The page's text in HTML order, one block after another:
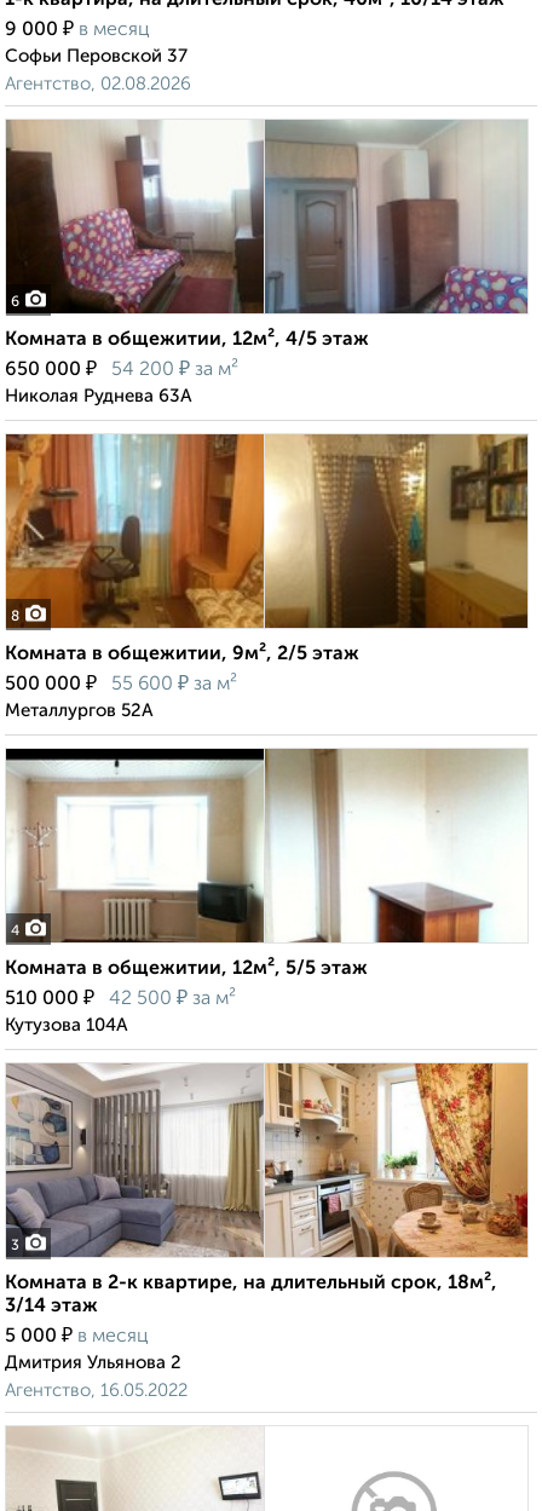
9 000 ₽ в месяц
Софьи Перовской 37
Агентство, 02.08.2026
6
Комната в общежитии, 12м², 4/5 этаж
650 000 ₽ 54 200 ₽ за м²
Николая Руднева 63А
8
Комната в общежитии, 9м², 2/5 этаж
500 000 ₽ 55 600 ₽ за м²
Металлургов 52А
4
Комната в общежитии, 12м², 5/5 этаж
510 000 ₽ 42 500 ₽ за м²
Кутузова 104А
3
Комната в 2-к квартире, на длительный срок, 18м²,
3/14 этаж
5 000 ₽ в месяц
Дмитрия Ульянова 2
Агентство, 16.05.2022